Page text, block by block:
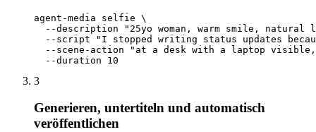
agent-media selfie \
--description "25yo woman, warm smile, natural
--script "I stopped writing status updates
--scene-action "at a desk with a laptop
  --duration 10
3
Generieren, untertiteln und automatisch
veröffentlichen